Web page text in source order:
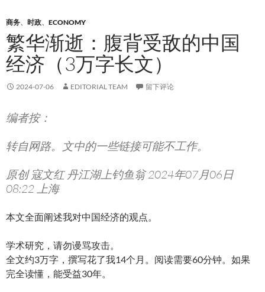
商务、 时政、 ECONOMY
繁华渐逝：腹背受敌的中国
经济（3万字长文）
2024-07-06 EDITORIAL TEAM 留下评论
编者按：
转自网路。文中的一些链接可能不工作。
原创 寇文红 丹江湖上钓鱼翁 2024年07月06日
08:22 上海
本文全面阐述我对中国经济的观点。
学术研究，请勿谩骂攻击。
全文约3万字，撰写花了我14个月。阅读需要60分钟。如果
完全读懂，能受益30年。